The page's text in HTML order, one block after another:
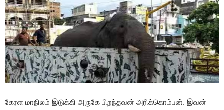
கேரள மாநிலம் இடுக்கி அருகே பிறந்தவன் அரிக்கொம்பன். இவன்